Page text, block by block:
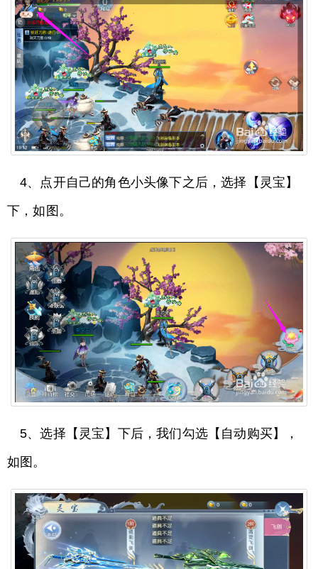
4、点开自己的角色小头像下之后，选择【灵宝】
下，如图。
5、选择【灵宝】下后，我们勾选【自动购买】，
如图。